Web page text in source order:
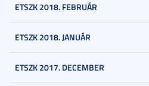
ETSZK 2018. FEBRUÁR
ETSZK 2018. JANUÁR
ETSZK 2017. DECEMBER